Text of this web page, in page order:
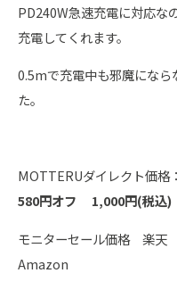
PD240W急速充電に対応な
充電してくれます。
0.5mで充電中も邪魔になら
た。
MOTTERUダイレクト価
580円オフ 1,000円(税込)
モニターセール価格 楽
Amazon